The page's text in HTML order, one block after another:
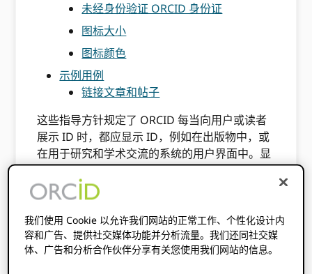
未经身份验证 ORCID 身份证
图标大小
图标颜色
示例用例
链接文章和帖子
这些指导方针规定了 ORCID 每当向用户或读者
展示 ID 时，都应显示 ID，例如在出版物中，或
在用于研究和学术交流的系统的用户界面中。显
示 ID 的常见用例 ORCID ID 包括个人资料页
面、作者列表和搜索结果上的链接。
遵循这些指导原则并使用建议的 ORCID iD 图
标、按钮和样式有助于建立一致的 ORCID 在不
同情境下提供用户体验。这有助于识别、减少混
我们使用 Cookie 以允许我们网站的正常工作、个性化设计内
容和广告、提供社交媒体功能并分析流量。我们还同社交媒
体、广告和分析合作伙伴分享有关您使用我们网站的信息。